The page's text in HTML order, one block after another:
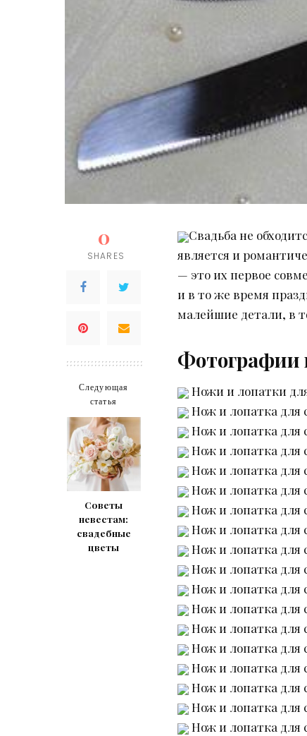
0
SHARES
Следующая
статья
Советы
невестам:
свадебные
цветы
Свадьба не
является и
— это их первое
и в то же время
малейшие детали, в
Фотографии
Ножи и лопатки
Нож и лопатка для
Нож и лопатка для
Нож и лопатка для
Нож и лопатка для
Нож и лопатка для
Нож и лопатка для
Нож и лопатка для
Нож и лопатка для
Нож и лопатка для
Нож и лопатка для
Нож и лопатка для
Нож и лопатка для
Нож и лопатка для
Нож и лопатка для
Нож и лопатка для
Нож и лопатка для
Нож и лопатка для